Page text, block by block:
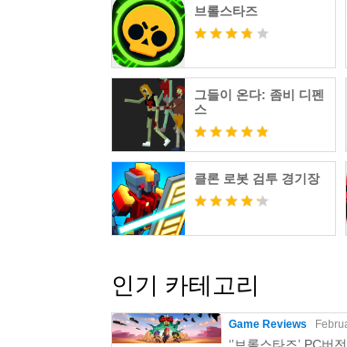
브롤스타즈
그들이 온다: 좀비 디펜
스
클론 로봇 검투 경기장
인기 카테고리
Game Reviews